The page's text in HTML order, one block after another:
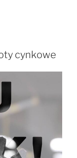
cynkowe